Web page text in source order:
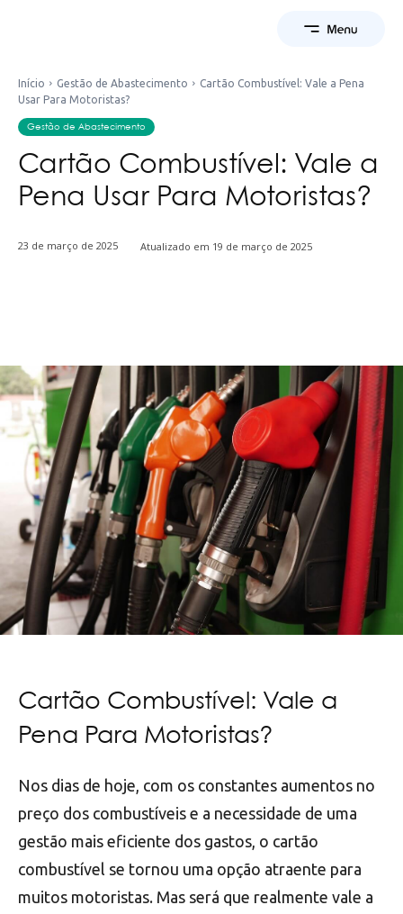
Início Gestão de Abastecimento
Cartão Combustível: Vale a Pena
Usar Para Motoristas?
Gestão de Abastecimento
Cartão Combustível: Vale a
Pena Usar Para Motoristas?
23 de março de 2025 Atualizado em 19 de março de 2025
Cartão Combustível: Vale a
Pena Para Motoristas?
Nos dias de hoje, com os constantes aumentos no
preço dos combustíveis e a necessidade de uma
gestão mais eficiente dos gastos, o cartão
combustível se tornou uma opção atraente para
muitos motoristas. Mas será que realmente vale a